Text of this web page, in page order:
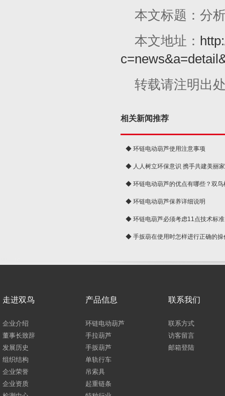
本文标题：分
本文地址：
转载请注明出
相关新闻推荐
◆ 环链电动葫芦使用注意事项
◆ 人人树立环保意识 携手共建美丽
球◆ 环链电动葫芦的优点有哪些？双鸟
◆ 环链电动葫芦保养详细说明
◆ 环链电葫芦必须考虑11点技术标准
◆ 手扳葫在使用时怎样进行正确的操
走进双鸟
企业介绍
董事长致辞
发展历史
组织结构
企业荣誉
企业资质
产品信息
环链电动葫芦
手拉葫芦
手扳葫芦
单轨行车
吊索具
起重链条
联系我们
联系方式
访客留言
邮箱登陆